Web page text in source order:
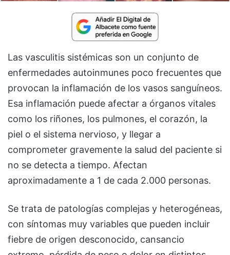
Las vasculitis sistémicas son un conjunto de
enfermedades autoinmunes poco frecuentes que
provocan la inflamación de los vasos sanguíneos.
Esa inflamación puede afectar a órganos vitales
como los riñones, los pulmones, el corazón, la
piel o el sistema nervioso, y llegar a
comprometer gravemente la salud del paciente si
no se detecta a tiempo. Afectan
aproximadamente a 1 de cada 2.000 personas.
Se trata de patologías complejas y heterogéneas,
con síntomas muy variables que pueden incluir
fiebre de origen desconocido, cansancio